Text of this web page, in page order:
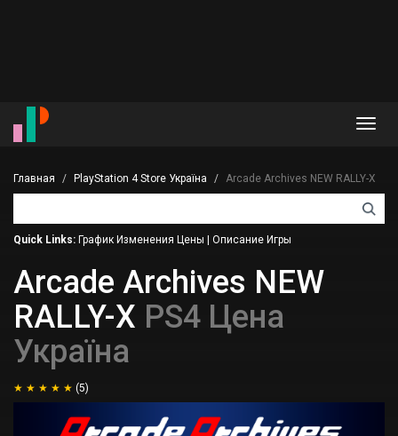
Главная PlayStation 4 Store Україна Arcade Archives NEW RALLY-X
Quick Links: График Изменения Цены Описание Игры
Arcade Archives NEW
RALLY-X PS4 Цена
Україна
(5)